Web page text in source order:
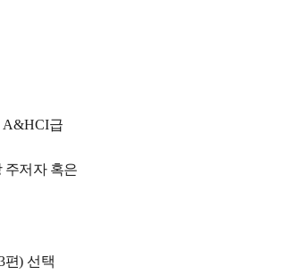
A&HCI급
주저자 혹은
편) 선택